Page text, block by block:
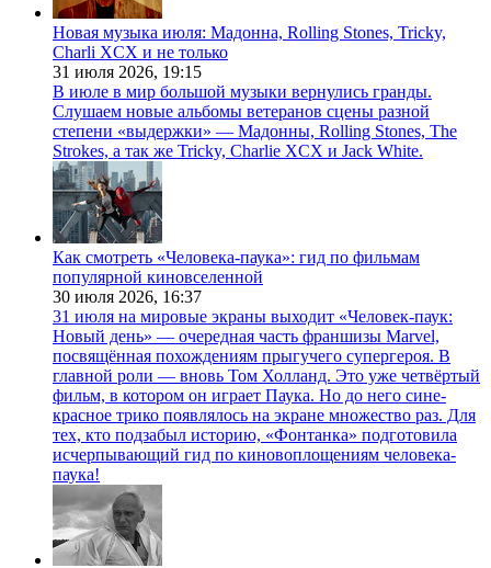
Новая музыка июля: Мадонна, Rolling Stones, Tricky,
Charli XCX и не только
31 июля 2026, 19:15
В июле в мир большой музыки вернулись гранды.
Слушаем новые альбомы ветеранов сцены разной
степени «выдержки» — Мадонны, Rolling Stones, The
Strokes, а так же Tricky, Charlie XCX и Jack White.
Как смотреть «Человека-паука»: гид по фильмам
популярной киновселенной
30 июля 2026, 16:37
31 июля на мировые экраны выходит «Человек-паук:
Новый день» — очередная часть франшизы Marvel,
посвящённая похождениям прыгучего супергероя. В
главной роли — вновь Том Холланд. Это уже четвёртый
фильм, в котором он играет Паука. Но до него сине-
красное трико появлялось на экране множество раз. Для
тех, кто подзабыл историю, «Фонтанка» подготовила
исчерпывающий гид по киновоплощениям человека-
паука!